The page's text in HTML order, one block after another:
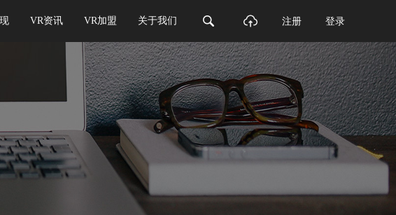
VR资讯 VR加盟 关于我们 注册 登录